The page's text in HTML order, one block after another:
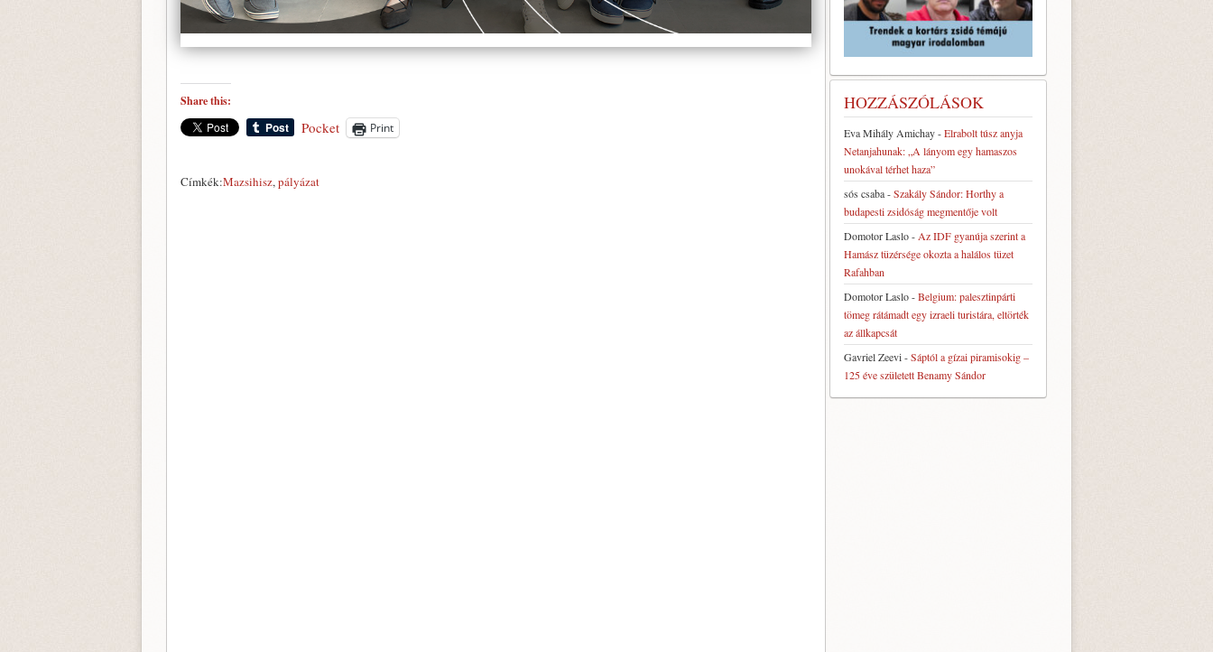
Share this:
Pocket Print
Címkék:Mazsihisz,pályázat
HOZZÁSZÓLÁSOK
Eva Mihály Amichay-Elrabolt túsz anyja
Netanjahunak: „A lányom egy hamaszos
unokával térhet haza”
sós csaba-Szakály Sándor: Horthy a
budapesti zsidóság megmentője volt
Domotor Laslo- Az IDF gyanúja szerint a
Hamász tüzérsége okozta a halálos tüzet
Rafahban
Domotor Laslo-Belgium: palesztinpárti
tömeg rátámadt egy izraeli turistára, eltörték
az állkapcsát
Gavriel Zeevi-Sáptól a gízai piramisokig –
125 éve született Benamy Sándor